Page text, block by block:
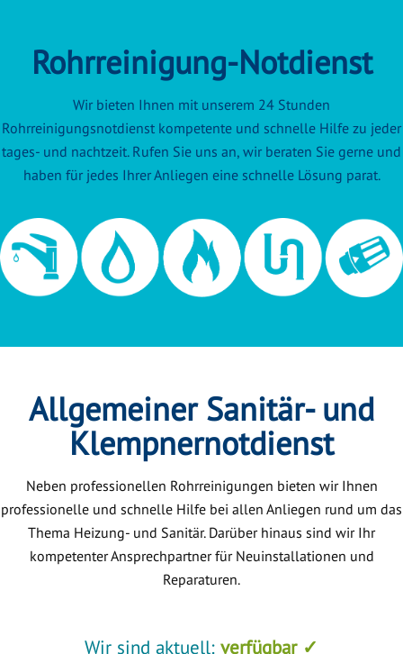
Rohrreinigung-Notdienst
Wir bieten Ihnen mit unserem 24 Stunden
Rohrreinigungsnotdienst kompetente und schnelle Hilfe zu jeder
tages- und nachtzeit. Rufen Sie uns an, wir beraten Sie gerne und
haben für jedes Ihrer Anliegen eine schnelle Lösung parat.
Allgemeiner Sanitär- und
Klempnernotdienst
Neben professionellen Rohrreinigungen bieten wir Ihnen
professionelle und schnelle Hilfe bei allen Anliegen rund um das
Thema Heizung- und Sanitär. Darüber hinaus sind wir Ihr
kompetenter Ansprechpartner für Neuinstallationen und
Reparaturen.
Wir sind aktuell: verfügbar ✓